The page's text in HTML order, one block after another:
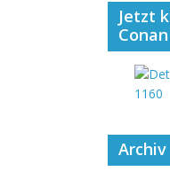
Jetzt
Archiv